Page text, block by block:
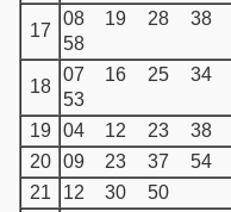
17
08 19 28 38
58
18
07 16 25 34
53
19
04 12 23 38
20
09 23 37
54
21
12 30
50